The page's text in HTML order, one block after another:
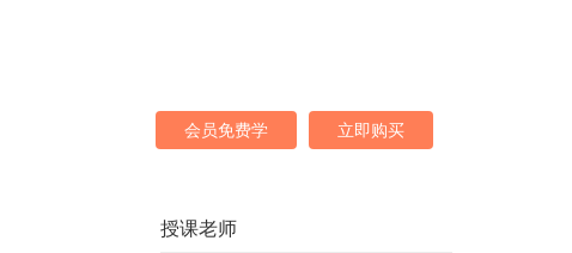
立即购买
会员免费学
授课老师